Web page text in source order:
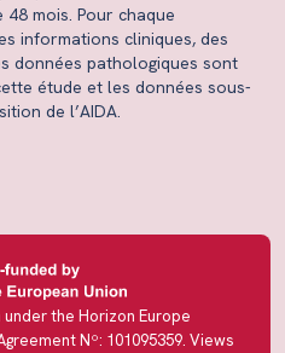
48 mois. Pour chaque
informations cliniques, des
données pathologiques sont
étude et les données sous-
de l’AIDA.
the Horizon Europe
Nº: 101095359. Views